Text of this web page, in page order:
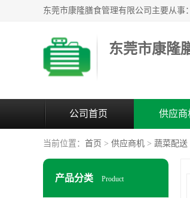
东莞市康隆
公司首页 供应商
当前位置： 首页 > 供应商机 > 蔬菜配送
产品分类 Product